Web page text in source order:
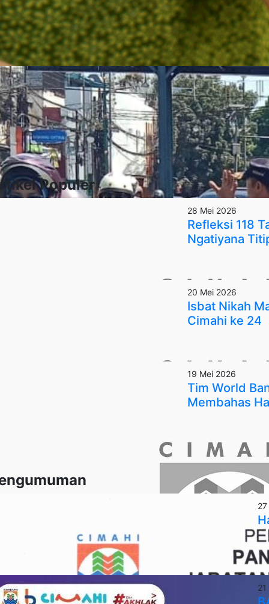
Populer
28 Mei 2026
Refleksi 118
Ngatiyana
20 Mei 2026
Isbat Nikah
Cimahi ke 24
19 Mei 2026
Tim World
Membahas